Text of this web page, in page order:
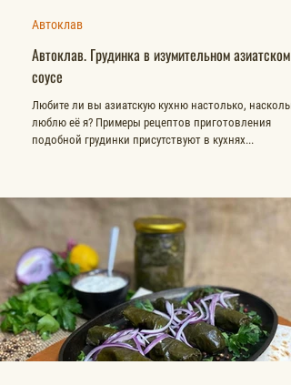
Автоклав. Грудинка в изумительном азиатском
соусе
Любите ли вы азиатскую кухню настолько,
люблю её я? Примеры рецептов приготовления
подобной грудинки присутствуют в кухнях...
Автоклав